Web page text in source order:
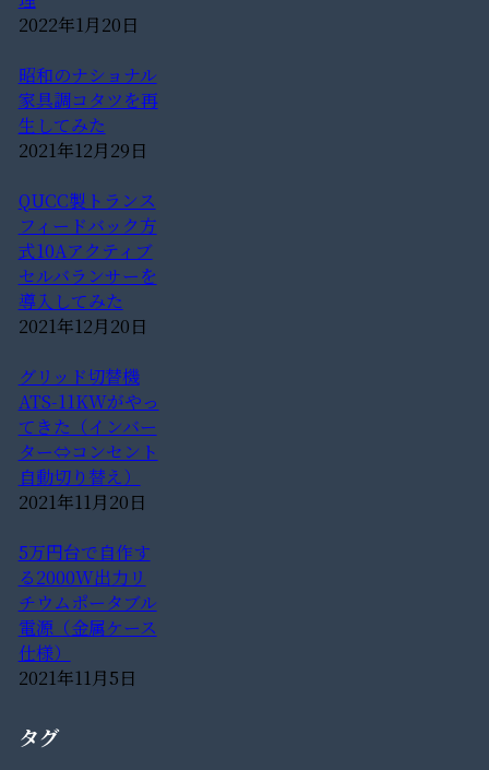
2022年1月20日
昭和のナショナル
家具調コタツを再
生してみた
2021年12月29日
QUCC製トランス
フィードバック方
式10Aアクティブ
セルバランサーを
導入してみた
2021年12月20日
グリッド切替機
ATS-11KWがやっ
てきた（インバー
ター⇔コンセント
自動切り替え）
2021年11月20日
5万円台で自作す
る2000W出力リ
チウムポータブル
電源（金属ケース
仕様）
2021年11月5日
タグ